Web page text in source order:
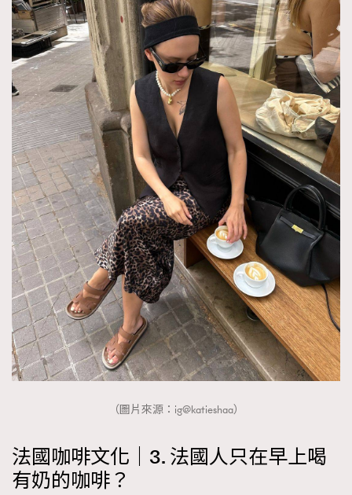
（圖片來源：ig@katieshaa）
法國咖啡文化｜3. 法國人只在早上喝
有奶的咖啡？